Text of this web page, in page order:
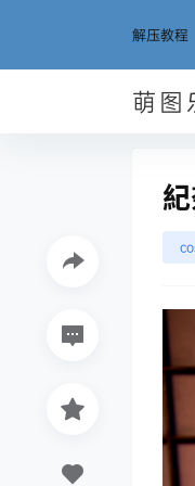
解压教程
萌图